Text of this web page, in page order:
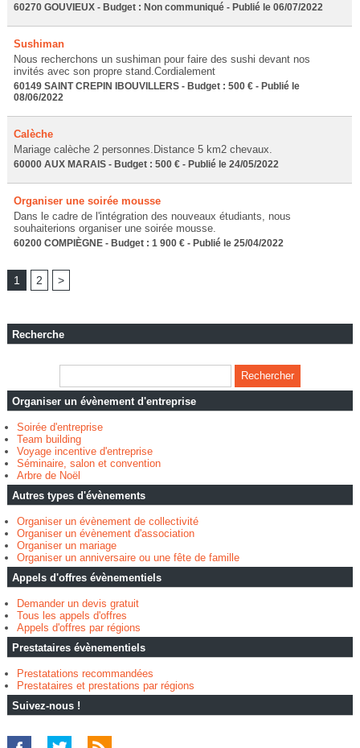
60270 GOUVIEUX - Budget : Non communiqué - Publié le 06/07/2022
Sushiman
Nous recherchons un sushiman pour faire des sushi devant nos
invités avec son propre stand.Cordialement
60149 SAINT CREPIN IBOUVILLERS - Budget : 500 € - Publié le
08/06/2022
Calèche
Mariage calèche 2 personnes.Distance 5 km2 chevaux.
60000 AUX MARAIS - Budget : 500 € - Publié le 24/05/2022
Organiser une soirée mousse
Dans le cadre de l'intégration des nouveaux étudiants, nous
souhaiterions organiser une soirée mousse.
60200 COMPIÈGNE - Budget : 1 900 € - Publié le 25/04/2022
1 2 >
Recherche
Organiser un évènement d'entreprise
Soirée d'entreprise
Team building
Voyage incentive d'entreprise
Séminaire, salon et convention
Arbre de Noël
Autres types d'évènements
Organiser un évènement de collectivité
Organiser un évènement d'association
Organiser un mariage
Organiser un anniversaire ou une fête de famille
Appels d'offres évènementiels
Demander un devis gratuit
Tous les appels d'offres
Appels d'offres par régions
Prestataires évènementiels
Prestatations recommandées
Prestataires et prestations par régions
Suivez-nous !